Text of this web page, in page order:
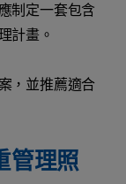
制定一套包含
計畫。
，並推薦適合
管理照